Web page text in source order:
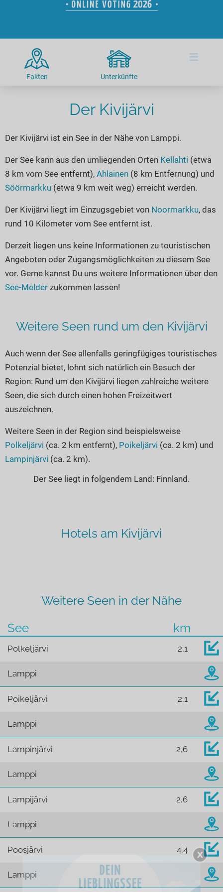
Radtouren am See
Kitesurfen
Kanu- & Kajaktouren
Badeseen in Deutschland
Romantik Hotels
Urlaub an der Küste
Unterkünfte
Hotels am See
Ferienwohnungen
Kanu- & Kajak-Urlaub
Wanderurlaub
Bikeurlaub
Auszeit & Wellness
Camping am See
Top-Hotels
Wellness-Hotels
Biohotels
Ausgefallenes
Häuser auf dem Wasser
Hundefreundliche Unterkünfte
Glamping
Seen in Deutschland
Seen in Europa
Überwachte Badestellen
Unsere See-Highlights
Deutschlands schönste Seen
Top Seen nach Bundesländern
Top Seen nach Regionen
Deutschlands Lieblingsseen
Seen in Europa
Österreich
Schweiz
Frankreich
Norwegen
alle Länder…
Fakten Unterkünfte
≡
Der Kivijärvi
Der Kivijärvi ist ein See in der Nähe von Lamppi.
Der See kann aus den umliegenden Orten Kellahti (etwa
8 km vom See entfernt), Ahlainen (8 km Entfernung) und
Söörmarkku (etwa 9 km weit weg) erreicht werden.
Der Kivijärvi liegt im Einzugsgebiet von Noormarkku, das
rund 10 Kilometer vom See entfernt ist.
Derzeit liegen uns keine Informationen zu touristischen
Angeboten oder Zugangsmöglichkeiten zu diesem See
vor. Gerne kannst Du uns weitere Informationen über den
See-Melder zukommen lassen!
Weitere Seen rund um den Kivijärvi
Auch wenn der See allenfalls geringfügiges touristisches
Potenzial bietet, lohnt sich natürlich ein Besuch der
Region: Rund um den Kivijärvi liegen zahlreiche weitere
Seen, die sich durch einen hohen Freizeitwert
auszeichnen.
Weitere Seen in der Region sind beispielsweise
Polkeljärvi (ca. 2 km entfernt), Poikeljärvi (ca. 2 km) und
Lampinjärvi (ca. 2 km).
Der See liegt in folgendem Land: Finnland.
Hotels am Kivijärvi
Weitere Seen in der Nähe
See
km
Polkeljärvi 2,1
Lamppi
Poikeljärvi 2,1
Lamppi
Lampinjärvi 2,6
Lamppi
Lampijärvi 2,6
Lamppi
Poosjärvi 4,4
Lamppi